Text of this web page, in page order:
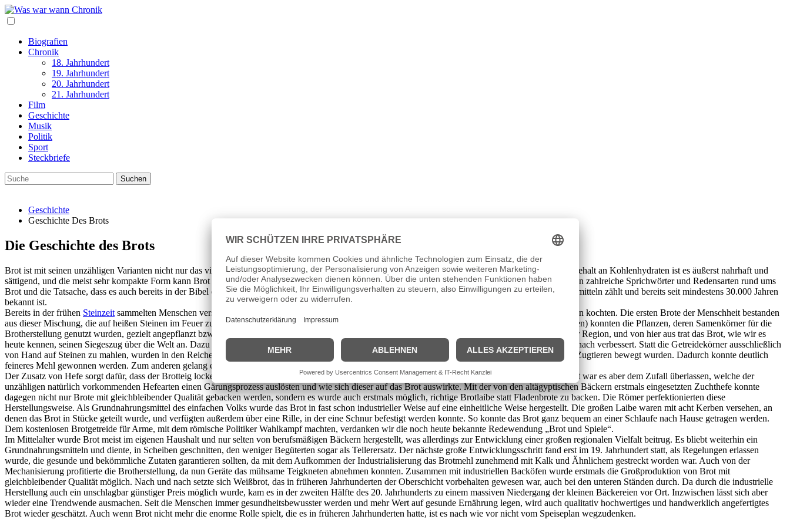
Biografien
Chronik
18. Jahrhundert
19. Jahrhundert
20. Jahrhundert
21. Jahrhundert
Film
Geschichte
Musik
Politik
Sport
Steckbriefe
Geschichte
Geschichte Des Brots
Die Geschichte des Brots
Brot ist mit seinen unzähligen Varianten nicht nur das vielfältigste, sondern auch das am häufigsten verzehrte Lebensmittel der Welt. Durch seinen hohen Gehalt an Kohlenhydraten ist es äußerst nahrhaft und
sättigend, und die meist sehr kompakte Form kann Brot überdies leicht aufbewahrt und transportiert werden. Das dies kein Phänomen der Neuzeit ist, zeigen zahlreiche Sprichwörter und Redensarten rund ums
Brot und die Tatsache, dass es auch bereits in der Bibel eine wichtige Rolle spielte. Forscher vermuten sogar, dass Brot zu den ältesten zubereiteten Lebensmitteln zählt und bereits seit mindestens 30.000 Jahren
bekannt ist.
Bereits in der frühen Steinzeit sammelten Menschen verschiedene Wildkörner, die sie mit Hilfe von Steinen zu Mehl mahlten und dann mit Wasser zu Breien kochten. Die ersten Brote der Menschheit bestanden
aus dieser Mischung, die auf heißen Steinen im Feuer zu Fladen gebacken wurden. Mit dem Beginn der Sesshaftwerdung im Zweistromland (Mesopotamien) konnten die Pflanzen, deren Samenkörner für die
Brotherstellung genutzt wurden, gezielt angepflanzt bzw. gezüchtet werden. Die meisten Frühformen der heute genutzten Getreidearten stammen aus dieser Region, und von hier aus trat das Brot, wie wir es
heute kennen, seinen Siegeszug über die Welt an. Dazu beigetragen haben zwei weitere Faktoren. Zum einen wurden die Methoden des Mahlen nach und nach verbessert. Statt die Getreidekörner ausschließlich
von Hand auf Steinen zu mahlen, wurden in den Reichen des Zweistromlands runde, über einander liegende Mühlsteine entwickelt, die von Sklaven oder Zugtieren bewegt wurden. Dadurch konnte deutlich
feineres Mehl gewonnen werden. Zum anderen gelang es in dieser Zeit, Hefe gezielt für die Herstellung von Brot nutzbar zu machen.
Der Zusatz von Hefe sorgt dafür, dass der Brotteig locker und luftig wird, indem sie den im Mehl enthaltenen Zucker in Gas umwandelt. In der Anfangszeit war es aber dem Zufall überlassen, welche der
unzähligen natürlich vorkommenden Hefearten einen Gärungsprozess auslösten und wie sich dieser auf das Brot auswirkte. Mit der von den altägyptischen Bäckern erstmals eingesetzten Zuchthefe konnte
dagegen nicht nur Brote mit gleichbleibender Qualität gebacken werden, sondern es wurde auch erstmals möglich, richtige Brotlaibe statt Fladenbrote zu backen. Die Römer perfektionierten diese
Herstellungsweise. Als Grundnahrungsmittel des einfachen Volks wurde das Brot in fast schon industrieller Weise auf eine einheitliche Weise hergestellt. Die großen Laibe waren mit acht Kerben versehen, an
denen das Brot in Stücke geteilt wurde, und verfügten außerdem über eine Rille, in der eine Schnur befestigt werden konnte. So konnte das Brot ganz bequem an einer Schlaufe nach Hause getragen werden.
Dem kostenlosen Brotgetreide für Arme, mit dem römische Politiker Wahlkampf machten, verdanken wir die noch heute bekannte Redewendung „Brot und Spiele“.
Im Mittelalter wurde Brot meist im eigenen Haushalt und nur selten von berufsmäßigen Bäckern hergestellt, was allerdings zur Entwicklung einer großen regionalen Vielfalt beitrug. Es bliebt weiterhin ein
Grundnahrungsmitteln und diente, in Scheiben geschnitten, den weniger Begüterten sogar als Tellerersatz. Der nächste große Entwicklungsschritt fand erst im 19. Jahrhundert statt, als Regelungen erlassen
wurde, die gesunde und bekömmliche Zutaten garantieren sollten, da mit dem Aufkommen der Industrialisierung das Brotmehl zunehmend mit Kalk und Ähnlichem gestreckt worden war. Auch von der
Mechanisierung profitierte die Brotherstellung, da nun Geräte das mühsame Teigkneten abnehmen konnten. Zusammen mit industriellen Backöfen wurde erstmals die Großproduktion von Brot mit
gleichbleibender Qualität möglich. Nach und nach setzte sich Weißbrot, das in früheren Jahrhunderten der Oberschicht vorbehalten gewesen war, auch bei den unteren Ständen durch. Da durch die industrielle
Herstellung auch ein unschlagbar günstiger Preis möglich wurde, kam es in der zweiten Hälfte des 20. Jahrhunderts zu einem massiven Niedergang der kleinen Bäckereien vor Ort. Inzwischen lässt sich aber
wieder eine Trendwende ausmachen. Seit die Menschen immer gesundheitsbewusster werden und mehr Wert auf gesunde Ernährung legen, wird auch qualitativ hochwertiges und handwerklich angefertigtes
Brot wieder geschätzt. Auch wenn Brot nicht mehr die enorme Rolle spielt, die es in früheren Jahrhunderten hatte, ist es nach wie vor nicht vom Speiseplan wegzudenken.